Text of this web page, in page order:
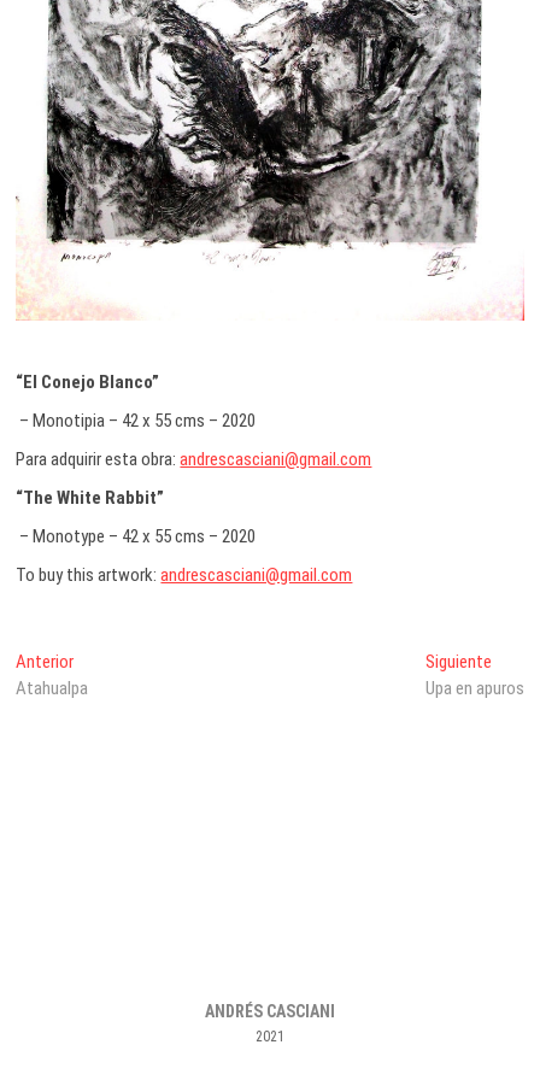
“El Conejo Blanco”
– Monotipia – 42 x 55 cms – 2020
Para adquirir esta obra:andrescasciani@gmail.com
“The White Rabbit”
– Monotype – 42 x 55 cms – 2020
To buy this artwork:andrescasciani@gmail.com
Navegación
de
AnteriorEntrada
anterior:
Atahualpa
Siguiente
Upa en apuros
ANDRÉS CASCIANI
2021